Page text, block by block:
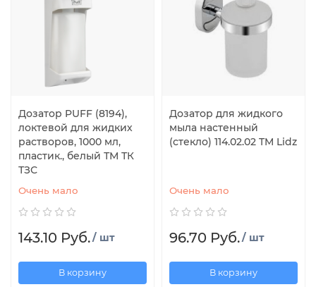
Дозатор PUFF (8194),
локтевой для жидких
растворов, 1000 мл,
пластик., белый ТМ ТК
ТЗС
Очень мало
143.10 Руб./ шт
В корзину
Дозатор для жидкого
мыла настенный
(стекло) 114.02.02 TM Lidz
Очень мало
96.70 Руб./ шт
В корзину